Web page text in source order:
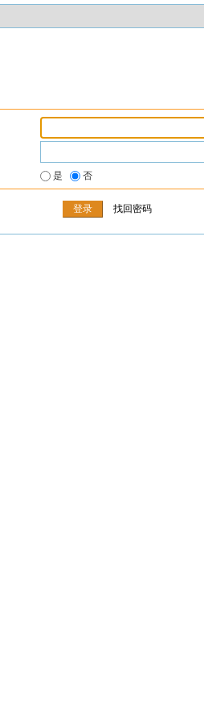
是 否
找回密码